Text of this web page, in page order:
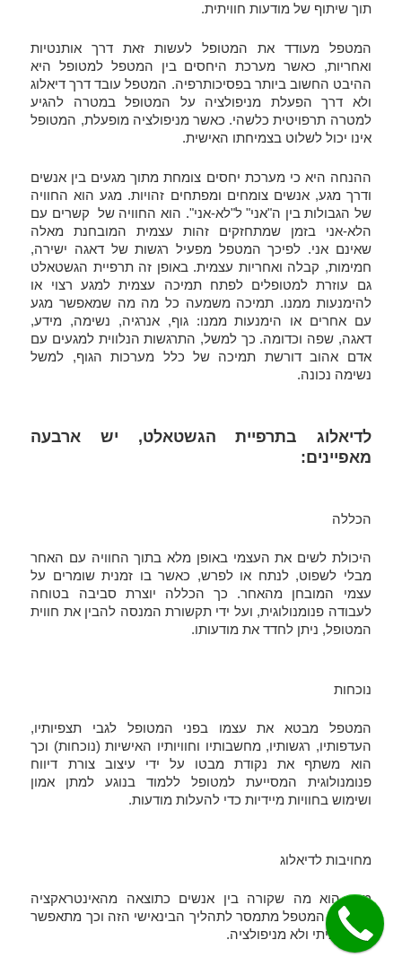
תוך שיתוף של מודעות חוויתית.
המטפל מעודד את המטופל לעשות זאת דרך אותנטיות
ואחריות, כאשר מערכת היחסים בין המטפל למטופל היא
ההיבט החשוב ביותר בפסיכותרפיה. המטפל עובד דרך דיאלוג
ולא דרך הפעלת מניפולציה על המטופל במטרה להגיע
למטרה תרפויטית כלשהי. כאשר מניפולציה מופעלת, המטופל
אינו יכול לשלוט בצמיחתו האישית.
ההנחה היא כי מערכת יחסים צומחת מתוך מגעים בין אנשים
ודרך מגע, אנשים צומחים ומפתחים זהויות. מגע הוא החוויה
של הגבולות בין ה"אני" ל"לא-אני". הוא החוויה של קשרים עם
הלא-אני בזמן שמתחזקים זהות עצמית המובחנת מאלה
שאינם אני. לפיכך המטפל מפעיל רגשות של דאגה ישירה,
חמימות, קבלה ואחריות עצמית. באופן זה תרפיית הגשטאלט
גם עוזרת למטופלים לפתח תמיכה עצמית למגע רצוי או
להימנעות ממנו. תמיכה משמעה כל מה מה שמאפשר מגע
עם אחרים או הימנעות ממנו: גוף, אנרגיה, נשימה, מידע,
דאגה, שפה וכדומה. כך למשל, התרגשות הנלווית למגעים עם
אדם אהוב דורשת תמיכה של כלל מערכות הגוף, למשל
נשימה נכונה.
לדיאלוג בתרפיית הגשטאלט, יש ארבעה
מאפיינים:
הכללה
היכולת לשים את העצמי באופן מלא בתוך החוויה עם האחר
מבלי לשפוט, לנתח או לפרש, כאשר בו זמנית שומרים על
עצמי המובחן מהאחר. כך הכללה יוצרת סביבה בטוחה
לעבודה פנומנולוגית, ועל ידי תקשורת המנסה להבין את חווית
המטופל, ניתן לחדד את מודעותו.
נוכחות
המטפל מבטא את עצמו בפני המטופל לגבי תצפיותיו,
העדפותיו, רגשותיו, מחשבותיו וחוויותיו האישיות (נוכחות) וכך
הוא משתף את נקודת מבטו על ידי עיצוב צורת דיווח
פנומנולוגית המסייעת למטופל ללמוד בנוגע למתן אמון
ושימוש בחוויות מיידיות כדי להעלות מודעות.
מחויבות לדיאלוג
מגע הוא מה שקורה בין אנשים כתוצאה מהאינטראקציה
ביניהם. המטפל מתמסר לתהליך הבינאישי הזה וכך מתאפשר
מגע אמיתי ולא מניפולציה.